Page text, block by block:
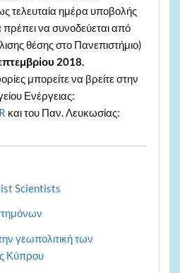
τελευταία ημέρα υποβολής
να συνοδεύεται από
θέσης στο Πανεπιστήμιο)
2018.
μπορείτε να βρείτε στην
Ενέργειας:
και του Παν. Λευκωσίας:
Scientists
γεωπολιτική των
Κύπρου